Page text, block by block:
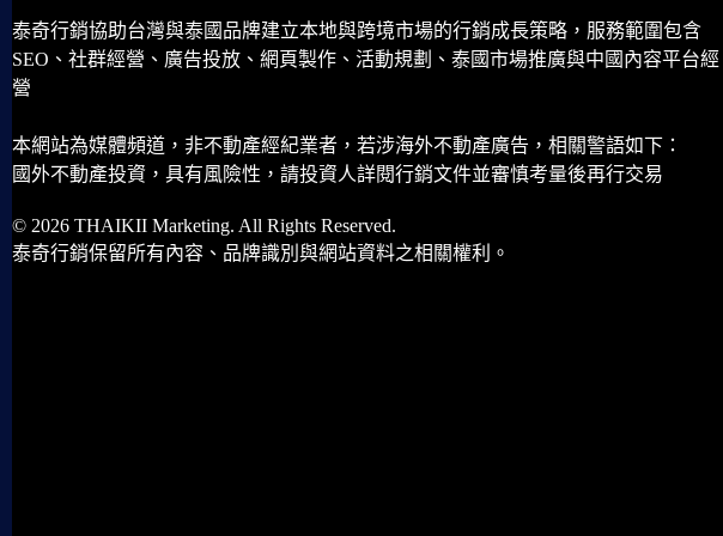
泰奇行銷協助台灣與泰國品牌建立本地與跨境市場的行銷成長策略，服務範圍包含
SEO、社群經營、廣告投放、網頁製作、活動規劃、泰國市場推廣與中國內容平台經
營
本網站為媒體頻道，非不動產經紀業者，若涉海外不動產廣告，相關警語如下：
國外不動產投資，具有風險性，請投資人詳閱行銷文件並審慎考量後再行交易
© 2026 THAIKII Marketing. All Rights Reserved.
泰奇行銷保留所有內容、品牌識別與網站資料之相關權利。